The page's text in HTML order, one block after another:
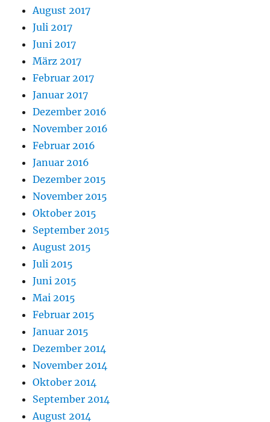
August 2017
Juli 2017
Juni 2017
März 2017
Februar 2017
Januar 2017
Dezember 2016
November 2016
Februar 2016
Januar 2016
Dezember 2015
November 2015
Oktober 2015
September 2015
August 2015
Juli 2015
Juni 2015
Mai 2015
Februar 2015
Januar 2015
Dezember 2014
November 2014
Oktober 2014
September 2014
August 2014